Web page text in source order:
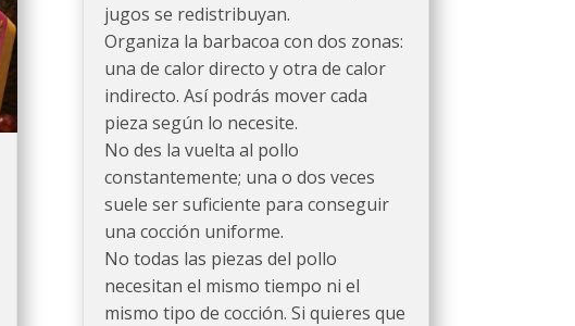
jugos se redistribuyan.
Organiza la barbacoa con dos zonas:
una de calor directo y otra de calor
indirecto. Así podrás mover cada
pieza según lo necesite.
No des la vuelta al pollo
constantemente; una o dos veces
suele ser suficiente para conseguir
una cocción uniforme.
No todas las piezas del pollo
necesitan el mismo tiempo ni el
mismo tipo de cocción. Si quieres que